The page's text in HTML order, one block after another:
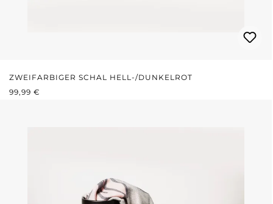
ZWEIFARBIGER SCHAL HELL-/DUNKELROT
REGULÄRER PREIS:
99,99 €